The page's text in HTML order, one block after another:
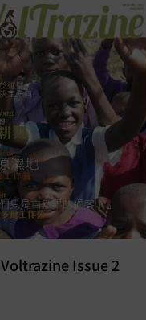
Voltrazine Issue 2